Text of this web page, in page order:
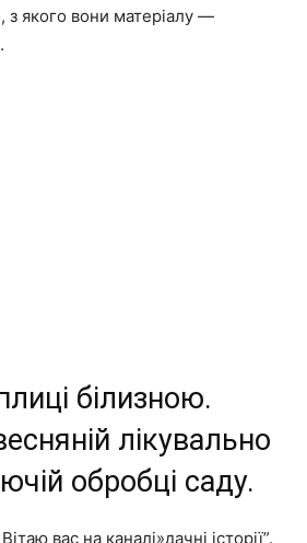
з якого вони матеріалу —
білизною.
лікувально
обробці саду.
вас на каналі»дачні історії”.